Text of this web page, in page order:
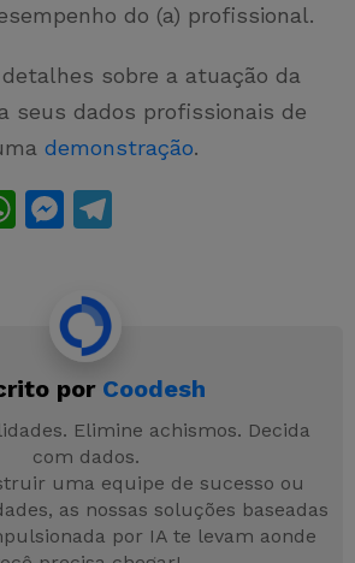
do (a) profissional.
sobre a atuação da
seus dados profissionais de
demonstração.
W
p
p
M
s
s
e
n
g
er
m
por Coodesh
Elimine achismos. Decida
com dados.
uma equipe de sucesso ou
as nossas soluções baseadas
por IA te levam aonde